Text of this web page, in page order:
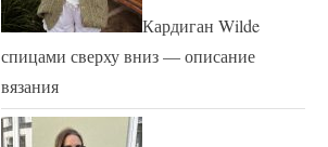
Кардиган Wilde
спицами сверху вниз — описание
вязания